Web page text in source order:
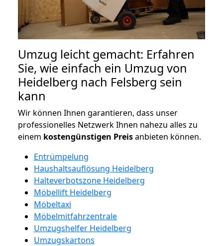
Umzug leicht gemacht: Erfahren
Sie, wie einfach ein Umzug von
Heidelberg nach Felsberg sein
kann
Wir können Ihnen garantieren, dass unser
professionelles Netzwerk Ihnen nahezu alles zu
einem kostengünstigen Preisanbieten können.
Entrümpelung
Haushaltsauflösung Heidelberg
Halteverbotszone Heidelberg
Möbellift Heidelberg
Möbeltaxi
Möbelmitfahrzentrale
Umzugshelfer Heidelberg
Umzugskartons